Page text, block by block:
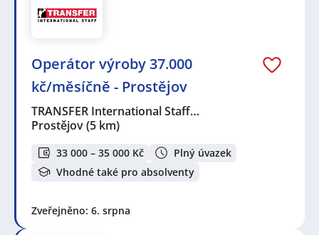
Operátor výroby 37.000
kč/měsíčně - Prostějov
TRANSFER International Staff…
Prostějov(5 km)
33 000 – 35 000 Kč
Plný úvazek
Vhodné také pro absolventy
Zveřejněno: 6. srpna